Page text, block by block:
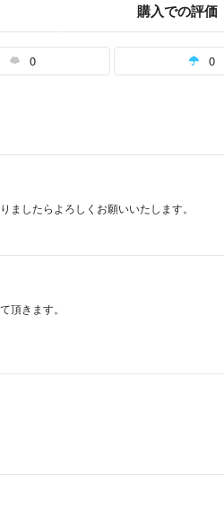
購入での評価
0 0
したらよろしくお願いいたします。
頂きます。